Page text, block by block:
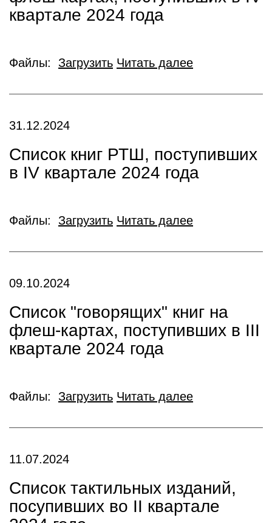
квартале 2024 года
Файлы: Загрузить Читать далее
31.12.2024
Список книг РТШ, поступивших
в IV квартале 2024 года
Файлы: Загрузить Читать далее
09.10.2024
Список "говорящих" книг на
флеш-картах, поступивших в III
квартале 2024 года
Файлы: Загрузить Читать далее
11.07.2024
Список тактильных изданий,
посупивших во II квартале